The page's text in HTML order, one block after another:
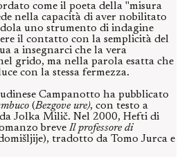
come il poeta della "misura
nella capacità di aver nobilitato
uno strumento di indagine
il contatto con la semplicità del
a insegnarci che la vera
grido, ma nella parola esatta che
con la stessa fermezza.
Campanotto ha pubblicato
(Bezgove ure), con testo a
Jolka Milič. Nel 2000, Hefti di
breve Il professore di
tradotto da Tomo Jurca e